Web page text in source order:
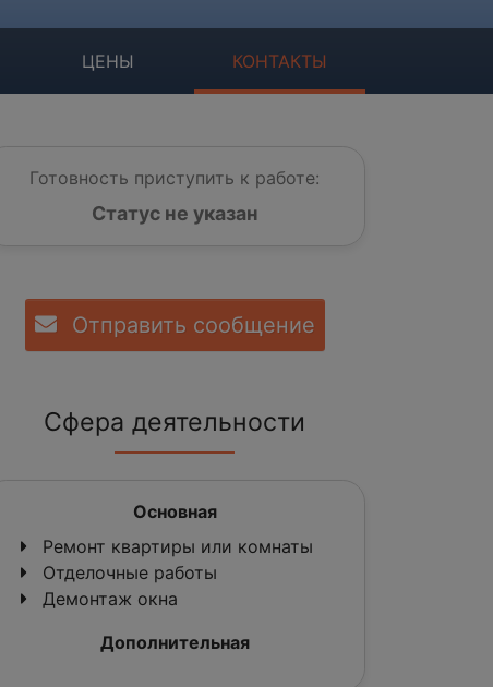
ЦЕНЫ КОНТАКТЫ
Готовность приступить к работе:
Статус не указан
Отправить сообщение
Сфера деятельности
Основная
Ремонт квартиры или комнаты
Отделочные работы
Демонтаж окна
Дополнительная